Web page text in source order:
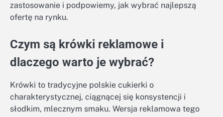
zastosowanie i podpowiemy, jak wybrać najlepszą
ofertę na rynku.
Czym są krówki reklamowe i
dlaczego warto je wybrać?
Krówki to tradycyjne polskie cukierki o
charakterystycznej, ciągnącej się konsystencji i
słodkim, mlecznym smaku. Wersja reklamowa tego